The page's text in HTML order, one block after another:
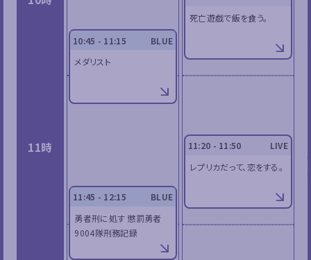
11時
10:45 - 11:15
BLUE
メダリスト
11:45 - 12:15
BLUE
勇者刑に処す 懲罰勇者
9004隊刑務記録
死亡遊戯で飯を食う。
11:20 - 11:50
LIVE
レプリカだって、恋をする。